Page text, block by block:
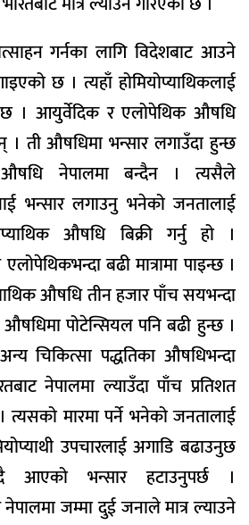
गर्नका लागि विदेशबाट आउने
छ । त्यहाँ होमियोप्याथिकलाई
। आयुर्वेदिक र एलोपेथिक औषधि
। ती औषधिमा भन्सार लगाउँदा हुन्छ
औषधि नेपालमा बन्दैन । त्यसैले
भन्सार लगाउनु भनेको जनतालाई
औषधि बिक्री गर्नु हो ।
बढी मात्रामा पाइन्छ ।
औषधि तीन हजार पाँच सयभन्दा
पोटेन्सियल पनि बढी हुन्छ ।
चिकित्सा पद्धतिका औषधिभन्दा
नेपालमा ल्याउँदा पाँच प्रतिशत
त्यसको मारमा पर्ने भनेको जनतालाई
उपचारलाई अगाडि बढाउनुछ
भन्सार हटाउनुपर्छ ।
जम्मा दुई जनाले मात्र ल्याउने